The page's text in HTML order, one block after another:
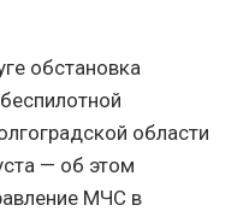
обстановка
области
— об этом
МЧС в